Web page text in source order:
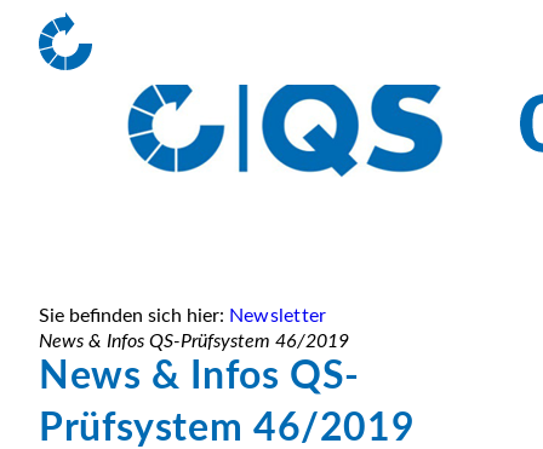
Sie befinden sich hier: Newsletter
News & Infos QS-Prüfsystem 46/2019
News & Infos QS-
Prüfsystem 46/2019